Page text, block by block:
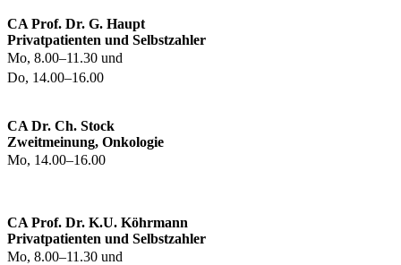
CA Prof. Dr. G. Haupt
Privatpatienten und Selbstzahler
Mo, 8.00–11.30 und
Do, 14.00–16.00
CA Dr. Ch. Stock
Zweitmeinung, Onkologie
Mo, 14.00–16.00
CA Prof. Dr. K.U. Köhrmann
Privatpatienten und Selbstzahler
Mo, 8.00–11.30 und